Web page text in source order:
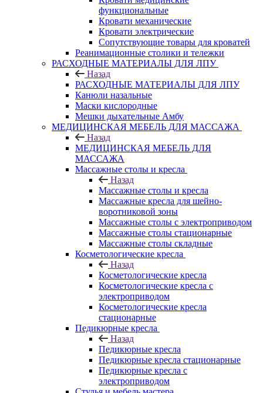
функциональные
Кровати механические
Кровати электрические
Сопутствующие товары для кроватей
Реанимационные столики и тележки
РАСХОДНЫЕ МАТЕРИАЛЫ ДЛЯ ЛПУ
Назад
РАСХОДНЫЕ МАТЕРИАЛЫ ДЛЯ ЛПУ
Канюли назальные
Маски кислородные
Мешки дыхательные Амбу
МЕДИЦИНСКАЯ МЕБЕЛЬ ДЛЯ МАССАЖА
Назад
МЕДИЦИНСКАЯ МЕБЕЛЬ ДЛЯ
МАССАЖА
Массажные столы и кресла
Назад
Массажные столы и кресла
Массажные кресла для шейно-
воротниковой зоны
Массажные столы с электроприводом
Массажные столы стационарные
Массажные столы складные
Косметологические кресла
Назад
Косметологические кресла
Косметологические кресла с
электроприводом
Косметологические кресла
стационарные
Педикюрные кресла
Назад
Педикюрные кресла
Педикюрные кресла стационарные
Педикюрные кресла с
электроприводом